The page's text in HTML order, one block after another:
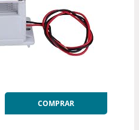
COMPRAR